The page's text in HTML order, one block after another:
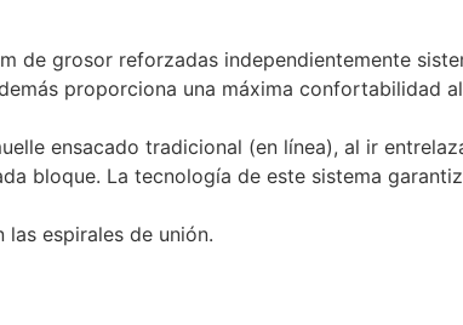
de grosor reforzadas independientemente
proporciona una máxima confortabilidad
ensacado tradicional (en línea), al ir
bloque. La tecnología de este sistema
espirales de unión.